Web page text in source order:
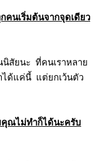
คนเริ่มต้นจากจุดเดียว
นิสัยนะ ที่คนเราหลา
ได้แค่นี้ แต่ยกเว้นตัว
คุณไม่ทำก็ได้นะครับ